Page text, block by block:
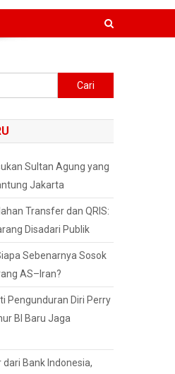
untuk:
Sultan Agung yang
Jakarta
Transfer dan QRIS:
Disadari Publik
Sebenarnya Sosok
AS–Iran?
Pengunduran Diri Perry
BI Baru Jaga
Bank Indonesia,